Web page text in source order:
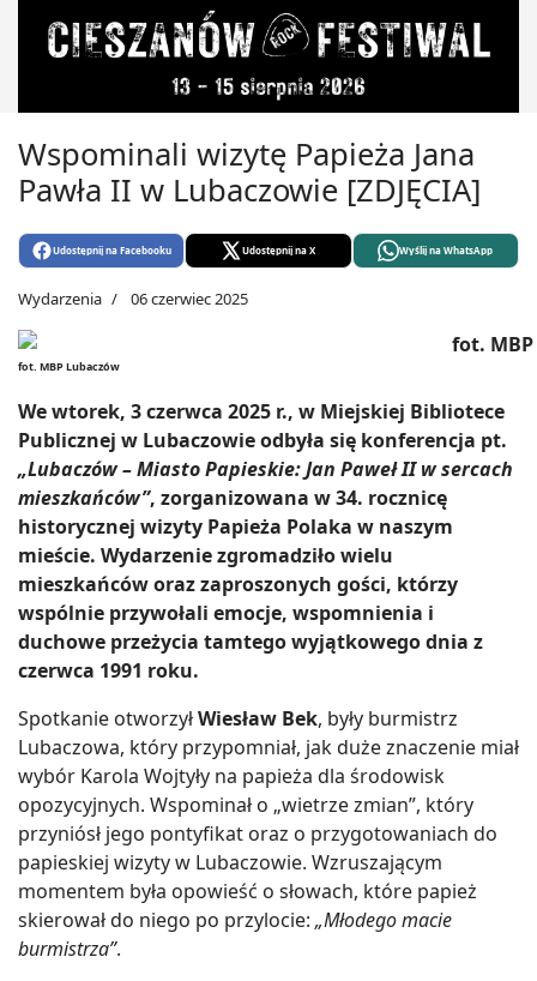
Wspominali wizytę Papieża Jana
Pawła II w Lubaczowie [ZDJĘCIA]
Udostępnij na Facebooku Udostępnij na X Wyślij na WhatsApp
Wydarzenia 06 czerwiec 2025
fot. MBP Lubaczów
We wtorek, 3 czerwca 2025 r., w Miejskiej Bibliotece
Publicznej w Lubaczowie odbyła się konferencja pt.
„Lubaczów – Miasto Papieskie: Jan Paweł II w sercach
mieszkańców”, zorganizowana w 34. rocznicę
historycznej wizyty Papieża Polaka w naszym
mieście. Wydarzenie zgromadziło wielu
mieszkańców oraz zaproszonych gości, którzy
wspólnie przywołali emocje, wspomnienia i
duchowe przeżycia tamtego wyjątkowego dnia z
czerwca 1991 roku.
Spotkanie otworzyłWiesław Bek, były burmistrz
Lubaczowa, który przypomniał, jak duże znaczenie miał
wybór Karola Wojtyły na papieża dla środowisk
opozycyjnych. Wspominał o „wietrze zmian”, który
przyniósł jego pontyfikat oraz o przygotowaniach do
papieskiej wizyty w Lubaczowie. Wzruszającym
momentem była opowieść o słowach, które papież
skierował do niego po przylocie: „Młodego macie
burmistrza”.